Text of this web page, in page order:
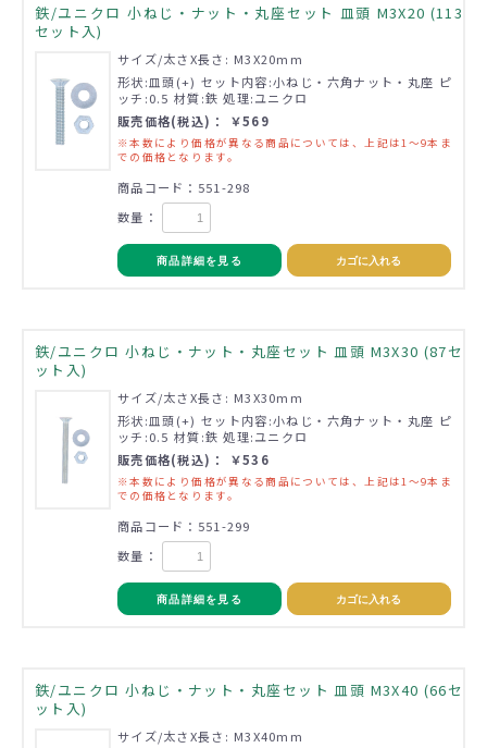
鉄/ユニクロ 小ねじ・ナット・丸座セット 皿頭 M3X20 (113
セット入)
サイズ/太さX長さ: M3X20mm
形状:皿頭(+) セット内容:小ねじ・六角ナット・丸座 ピ
ッチ:0.5 材質:鉄 処理:ユニクロ
販売価格(税込)： ￥569
※本数により価格が異なる商品については、上記は1～9本ま
での価格となります。
商品コード：551-298
数量：
商品詳細を見る カゴに入れる
鉄/ユニクロ 小ねじ・ナット・丸座セット 皿頭 M3X30 (87セ
ット入)
サイズ/太さX長さ: M3X30mm
形状:皿頭(+) セット内容:小ねじ・六角ナット・丸座 ピ
ッチ:0.5 材質:鉄 処理:ユニクロ
販売価格(税込)： ￥536
※本数により価格が異なる商品については、上記は1～9本ま
での価格となります。
商品コード：551-299
数量：
商品詳細を見る カゴに入れる
鉄/ユニクロ 小ねじ・ナット・丸座セット 皿頭 M3X40 (66セ
ット入)
サイズ/太さX長さ: M3X40mm